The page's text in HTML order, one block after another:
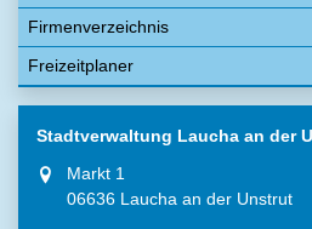
Firmenverzeichnis
Freizeitplaner
Stadtverwaltung Laucha an der
Markt 1
06636 Laucha an der Unstrut